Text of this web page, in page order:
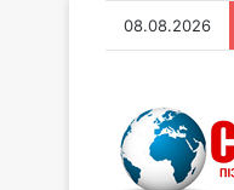
08.08.2026